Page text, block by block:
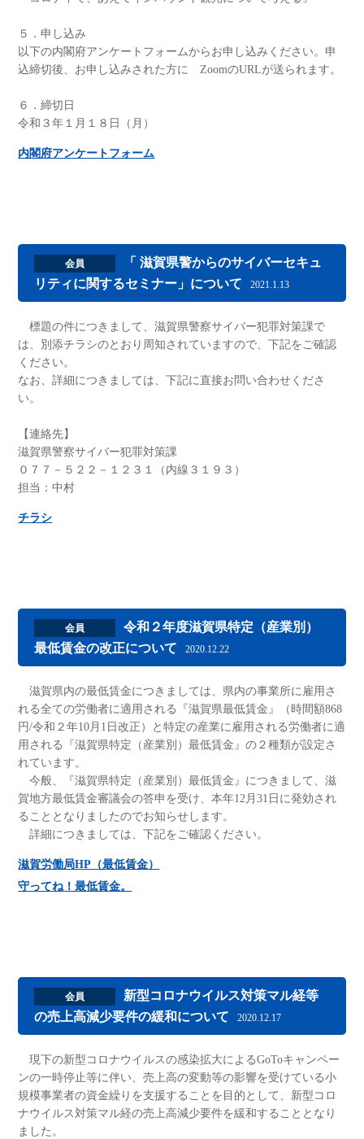
５．申し込み
以下の内閣府アンケートフォームからお申し込みください。申
込締切後、お申し込みされた方に ZoomのURLが送られます。
６．締切日
令和３年１月１８日（月）
内閣府アンケートフォーム
会員
「 滋賀県警からのサイバーセキュ
リティに関するセミナー」について
2021.1.13
標題の件につきまして、滋賀県警察サイバー犯罪対策課で
は、別添チラシのとおり周知されていますので、下記をご確認
ください。
なお、詳細につきましては、下記に直接お問い合わせくださ
い。
【連絡先】
滋賀県警察サイバー犯罪対策課
０７７－５２２－１２３１（内線３１９３）
担当：中村
チラシ
会員
令和２年度滋賀県特定（産業別）
最低賃金の改正について
2020.12.22
滋賀県内の最低賃金につきましては、県内の事業所に雇用さ
れる全ての労働者に適用される『滋賀県最低賃金』（時間額868
円/令和２年10月1日改正）と特定の産業に雇用される労働者に適
用される『滋賀県特定（産業別）最低賃金』の２種類が設定さ
れています。
今般、『滋賀県特定（産業別）最低賃金』につきまして、滋
賀地方最低賃金審議会の答申を受け、本年12月31日に発効され
ることとなりましたのでお知らせします。
詳細につきましては、下記をご確認ください。
滋賀労働局HP（最低賃金）
守ってね！最低賃金。
会員
新型コロナウイルス対策マル経等
の売上高減少要件の緩和について
2020.12.17
現下の新型コロナウイルスの感染拡大によるGoToキャンペー
ンの一時停止等に伴い、売上高の変動等の影響を受けている小
規模事業者の資金繰りを支援することを目的として、新型コロ
ナウイルス対策マル経の売上高減少要件を緩和することとなり
ました。